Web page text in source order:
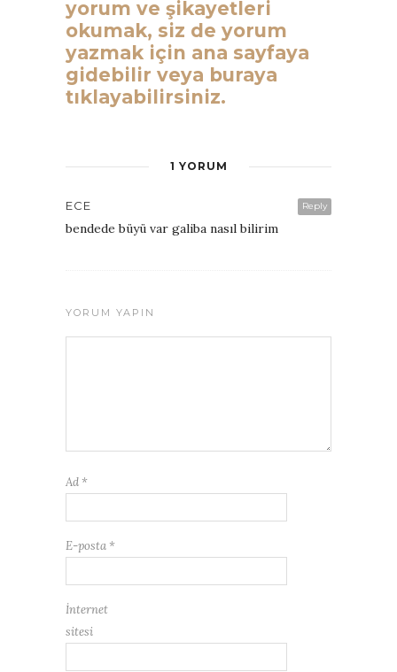
yorum ve şikayetleri
okumak, siz de yorum
yazmak için ana sayfaya
gidebilir veya buraya
tıklayabilirsiniz.
1 YORUM
Reply
ECE
bendede büyü var galiba nasıl bilirim
YORUM YAPIN
Ad *
E-posta *
İnternet
sitesi